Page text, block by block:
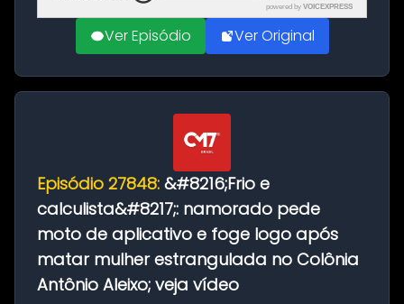
powered by VOICEXPRESS
Ver Episódio Ver Original
Episódio 27848: &#8216;Frio e
calculista&#8217;: namorado pede
moto de aplicativo e foge logo após
matar mulher estrangulada no Colônia
Antônio Aleixo; veja vídeo